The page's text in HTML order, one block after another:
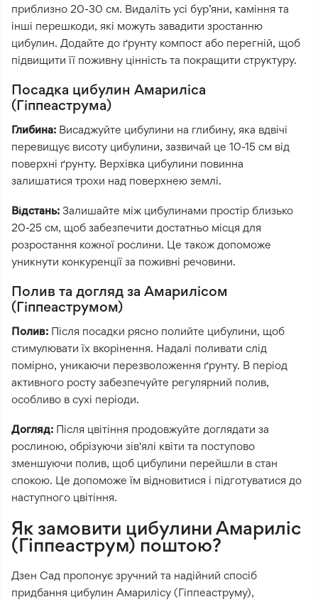
приблизно 20-30 см. Видаліть усі бур’яни, каміння та
інші перешкоди, які можуть завадити зростанню
цибулин. Додайте до ґрунту компост або перегній, щоб
підвищити її поживну цінність та покращити структуру.
Посадка цибулин Амариліса
(Гіппеаструма)
Глибина: Висаджуйте цибулини на глибину, яка вдвічі
перевищує висоту цибулини, зазвичай це 10-15 см від
поверхні ґрунту. Верхівка цибулини повинна
залишатися трохи над поверхнею землі.
Відстань: Залишайте між цибулинами простір близько
20-25 см, щоб забезпечити достатньо місця для
розростання кожної рослини. Це також допоможе
уникнути конкуренції за поживні речовини.
Полив та догляд за Амарилісом
(Гіппеаструмом)
Полив: Після посадки рясно полийте цибулини, щоб
стимулювати їх вкорінення. Надалі поливати слід
помірно, уникаючи перезволоження ґрунту. В період
активного росту забезпечуйте регулярний полив,
особливо в сухі періоди.
Догляд: Після цвітіння продовжуйте доглядати за
рослиною, обрізуючи зів'ялі квіти та поступово
зменшуючи полив, щоб цибулини перейшли в стан
спокою. Це допоможе їм відновитися і підготуватися до
наступного цвітіння.
Як замовити цибулини Амариліс
(Гіппеаструм) поштою?
Дзен Сад пропонує зручний та надійний спосіб
придбання цибулин Амарилісу (Гіппеаструму),